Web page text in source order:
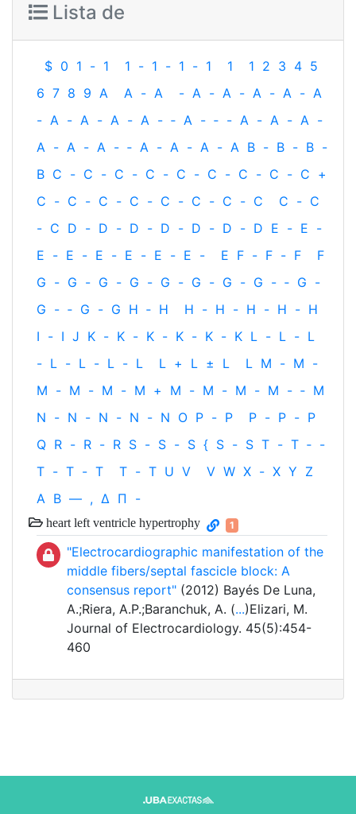
Lista de
$ 0 1 - 1 1 - 1 - 1 - 1 1 1 2 3 4 5
6 7 8 9 A A - A - A - A - A - A - A
- A - A - A - A - ‐ A - ‐ - A - A - A -
A - A - A - ‐ A - A - A - A B - B - B -
B C - C - C - C - C - C - C - C - C +
C - C - C - C - C - C - C - C C - C
- C D - D - D - D - D - D - D E - E -
E - E - E - E - E - E - E F - F - F
F
G - G - G - G - G - G - G - G - ‐ G -
G - ‐ G - G H ‐ H H - H - H - H - H
I - I J K - K - K - K - K - K L - L - L
- L - L - L - L L + L ± L L M - M -
M - M - M - M + M - M - M - M - ‐ M
N - N - N - N - N O P - P P - P - P
Q R - R - R S - S - S { S - S T - T ‐ -
T - T - T T - T U V V W X - X Y Z
Α Β — , Δ Π -
heart left ventricle hypertrophy 1
"Electrocardiographic manifestation of the
middle fibers/septal fascicle block: A
consensus report" (2012) Bayés De Luna,
A.;Riera, A.P.;Baranchuk, A. (...)Elizari, M.
Journal of Electrocardiology. 45(5):454-
460